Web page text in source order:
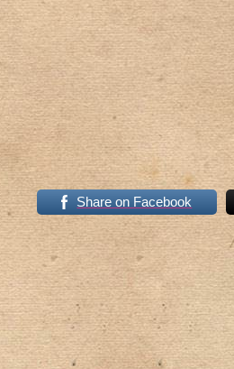
Share on Facebook